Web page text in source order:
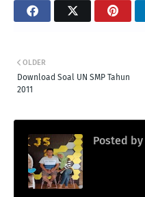
OLDER
Download Soal UN SMP Tahun
2011
Posted by